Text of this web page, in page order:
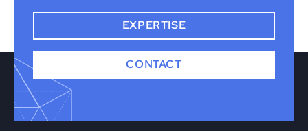
EXPERTISE
CONTACT